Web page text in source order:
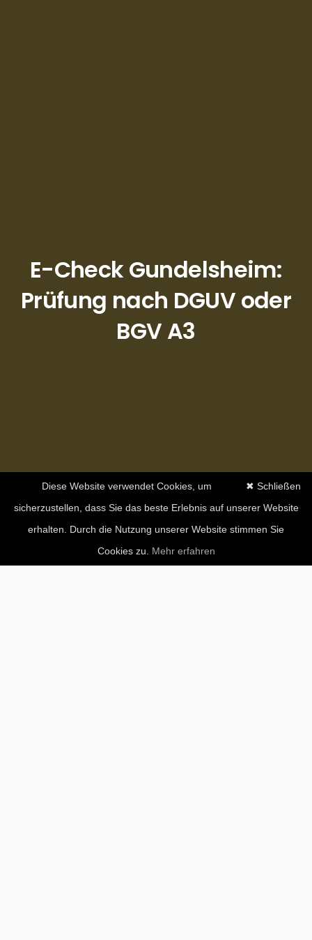
E-Check Gundelsheim:
Prüfung nach DGUV oder
BGV A3
✖ Schließen
Diese Website verwendet Cookies, um
sicherzustellen, dass Sie das beste Erlebnis auf unserer Website
erhalten. Durch die Nutzung unserer Website stimmen Sie
Cookies zu. Mehr erfahren